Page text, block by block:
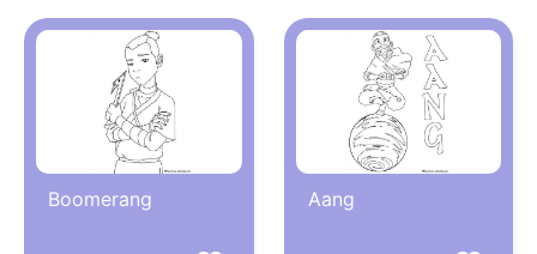
Boomerang Aang